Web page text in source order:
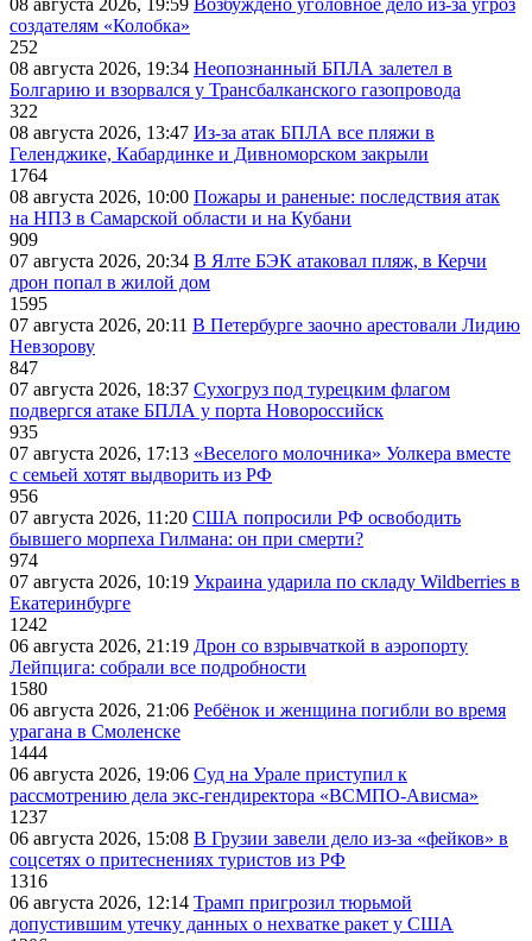
08 августа 2026, 19:59 Возбуждено уголовное дело из-за угроз
создателям «Колобка»
252
08 августа 2026, 19:34 Неопознанный БПЛА залетел в
Болгарию и взорвался у Трансбалканского газопровода
322
08 августа 2026, 13:47 Из-за атак БПЛА все пляжи в
Геленджике, Кабардинке и Дивноморском закрыли
1764
08 августа 2026, 10:00 Пожары и раненые: последствия атак
на НПЗ в Самарской области и на Кубани
909
07 августа 2026, 20:34 В Ялте БЭК атаковал пляж, в Керчи
дрон попал в жилой дом
1595
07 августа 2026, 20:11 В Петербурге заочно арестовали Лидию
Невзорову
847
07 августа 2026, 18:37 Сухогруз под турецким флагом
подвергся атаке БПЛА у порта Новороссийск
935
07 августа 2026, 17:13 «Веселого молочника» Уолкера вместе
с семьей хотят выдворить из РФ
956
07 августа 2026, 11:20 США попросили РФ освободить
бывшего морпеха Гилмана: он при смерти?
974
07 августа 2026, 10:19 Украина ударила по складу Wildberries в
Екатеринбурге
1242
06 августа 2026, 21:19 Дрон со взрывчаткой в аэропорту
Лейпцига: собрали все подробности
1580
06 августа 2026, 21:06 Ребёнок и женщина погибли во время
урагана в Смоленске
1444
06 августа 2026, 19:06 Суд на Урале приступил к
рассмотрению дела экс-гендиректора «ВСМПО-Ависма»
1237
06 августа 2026, 15:08 В Грузии завели дело из-за «фейков» в
соцсетях о притеснениях туристов из РФ
1316
06 августа 2026, 12:14 Трамп пригрозил тюрьмой
допустившим утечку данных о нехватке ракет у США